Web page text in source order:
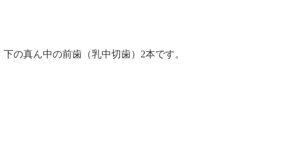
の真ん中の前歯（乳中切歯）2本です。